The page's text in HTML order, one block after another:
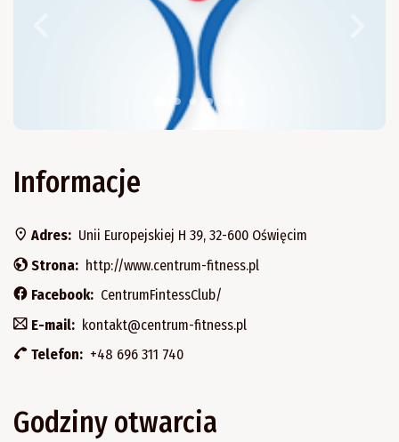
Informacje
Adres: Unii Europejskiej H 39, 32-600 Oświęcim
Strona: http://www.centrum-fitness.pl
Facebook: CentrumFintessClub/
E-mail: kontakt@centrum-fitness.pl
Telefon: +48 696 311 740
Godziny otwarcia